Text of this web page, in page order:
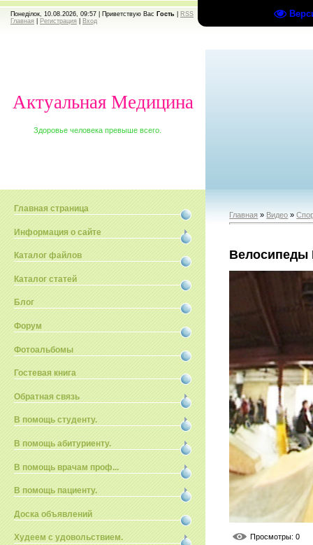
Понеділок, 10.08.2026, 09:57 | Приветствую Вас Гость
RSS
Главная
Регистрация Вход
Актуальная Медицина
Здоровье человека превыше всего.
Главная страница
Информация о сайте
Каталог файлов
Каталог статей
Блог
Форум
Фотоальбомы
Гостевая книга
Обратная связь
В помощь студенту.
В помощь абитуриенту.
В помощь врачам проф...
В помощь пациенту.
Доска объявлений
Худеем с удовольствием.
Главная » Видео »
Велосипеды
Просмотры: 0